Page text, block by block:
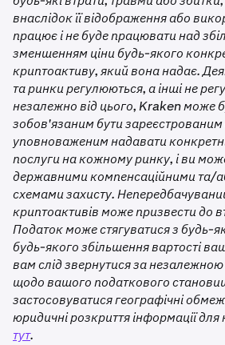
внаслідок її відображення або
працює і не буде працювати над
зменшенням ціни будь-якого
криптоактиву, який вона надає.
та ринки регулюються, а інші не
незалежно від цього, Kraken може
зобов'язаним бути
уповноваженим надавати
послуги на кожному ринку, і ви
державними компенсаційними та/
схемами захисту.
криптоактивів може призвести до
Податок може стягуватися з будь-
будь-якого збільшення вартості
вам слід звернутися за
щодо вашого податкового
застосовуватися географічні
юридичні розкриття інформації для
тут.